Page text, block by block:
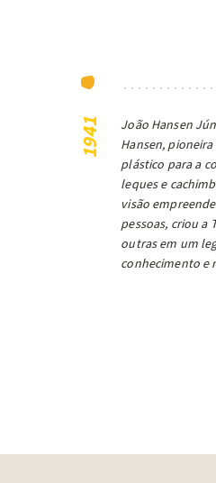
1941
João Hansen
Hansen,
plástico para a
leques e
visão
pessoas, criou a
outras em um
conhecimento e